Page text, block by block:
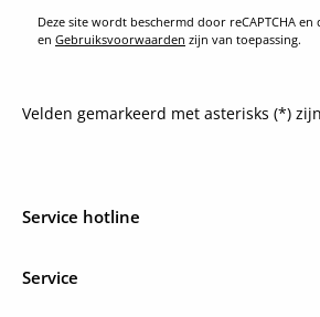
Deze site wordt beschermd door reCAPTCHA en
en Gebruiksvoorwaarden zijn van toepassing.
Velden gemarkeerd met asterisks (*)
Service hotline
Service